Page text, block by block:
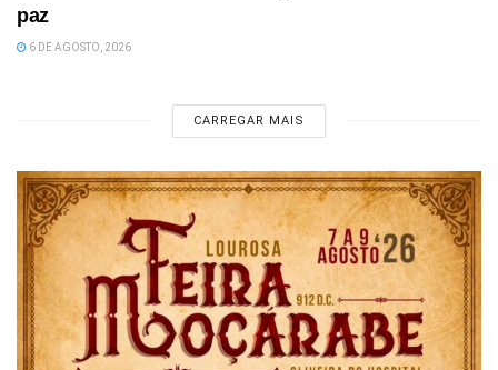
paz
6 DE AGOSTO, 2026
CARREGAR MAIS